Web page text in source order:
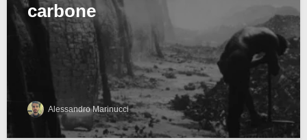
carbone
Alessandro Marinucci